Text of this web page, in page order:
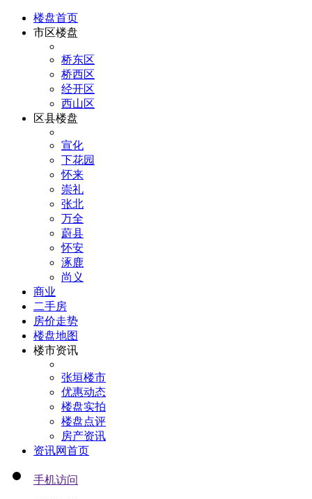
楼盘首页
市区楼盘
桥东区
桥西区
经开区
西山区
区县楼盘
宣化
下花园
怀来
崇礼
张北
万全
蔚县
怀安
涿鹿
尚义
商业
二手房
房价走势
楼盘地图
楼市资讯
张垣楼市
优惠动态
楼盘实拍
楼盘点评
房产资讯
资讯网首页
手机访问